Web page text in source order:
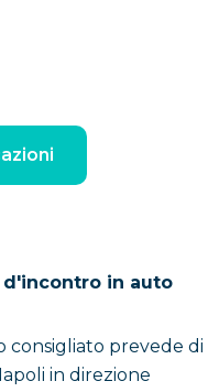
in auto
consigliato prevede di
in direzione